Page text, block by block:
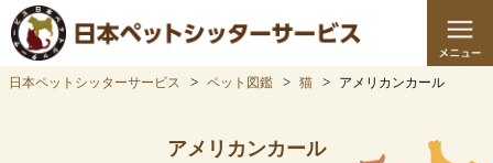
日本ペットシッターサービス ペット図鑑 猫 アメリカンカール
アメリカンカール